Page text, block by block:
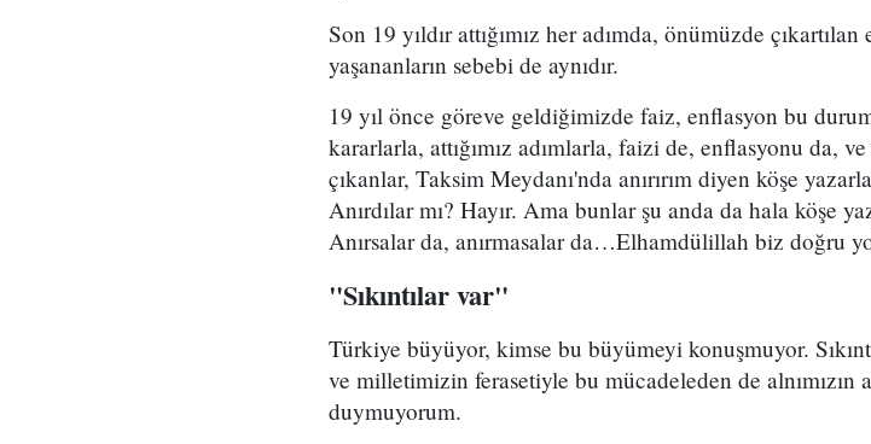
Son 19 yıldır attığımız her adımda, önümüzde
yaşananların sebebi de aynıdır.
19 yıl önce göreve geldiğimizde faiz, enflasyon bu
kararlarla, attığımız adımlarla, faizi de, enflasyonu da, ve
çıkanlar, Taksim Meydanı'nda anırırım diyen köşe
Anırdılar mı? Hayır. Ama bunlar şu anda da hala köşe
Anırsalar da, anırmasalar da…Elhamdülillah biz doğru
"Sıkıntılar var"
Türkiye büyüyor, kimse bu büyümeyi konuşmuyor.
ve milletimizin ferasetiyle bu mücadeleden de alnımızın
duymuyorum.